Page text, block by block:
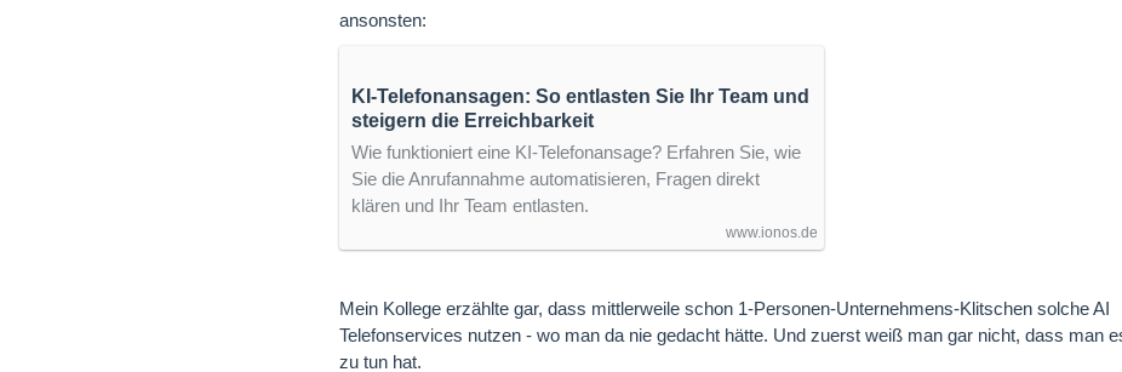
ansonsten:
KI-Telefonansagen: So entlasten Sie Ihr Team und
steigern die Erreichbarkeit
Wie funktioniert eine KI-Telefonansage? Erfahren Sie, wie
Sie die Anrufannahme automatisieren, Fragen direkt
klären und Ihr Team entlasten.
www.ionos.de
Mein Kollege erzählte gar, dass mittlerweile schon 1-Personen-Unternehmens-Klitschen solche AI
Telefonservices nutzen - wo man da nie gedacht hätte. Und zuerst weiß man gar nicht, dass man
zu tun hat.